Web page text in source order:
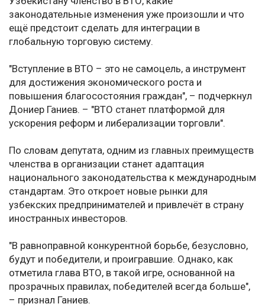
законодательные изменения уже произошли и что
ещё предстоит сделать для интеграции в
глобальную торговую систему.
"Вступление в ВТО – это не самоцель, а инструмент
для достижения экономического роста и
повышения благосостояния граждан", – подчеркнул
Дониер Ганиев. – "ВТО станет платформой для
ускорения реформ и либерализации торговли".
По словам депутата, одним из главных преимуществ
членства в организации станет адаптация
национального законодательства к международным
стандартам. Это откроет новые рынки для
узбекских предпринимателей и привлечёт в страну
иностранных инвесторов.
"В равноправной конкурентной борьбе, безусловно,
будут и победители, и проигравшие. Однако, как
отметила глава ВТО, в такой игре, основанной на
прозрачных правилах, победителей всегда больше",
– признал Ганиев.